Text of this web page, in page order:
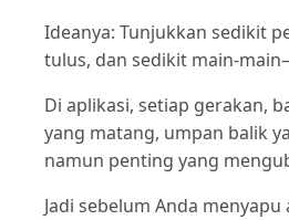
Ideanya: Tunjukkan sedikit
tulus, dan sedikit main-
Di aplikasi, setiap gerakan,
yang matang, umpan balik
namun penting yang
Jadi sebelum Anda